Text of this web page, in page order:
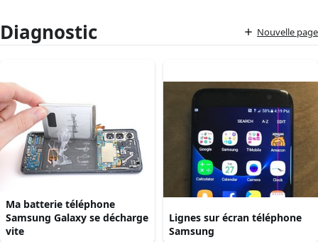
Diagnostic Nouvelle page
Ma batterie téléphone
Samsung Galaxy se décharge
vite
Lignes sur écran téléphone
Samsung